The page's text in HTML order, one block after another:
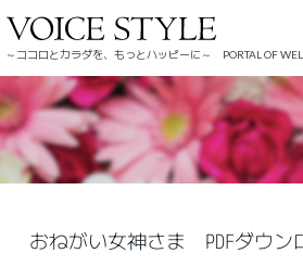
～ココロとカラダを、もっとハッピーに～ PORTAL OF
おねがい女神さま PDFダウン